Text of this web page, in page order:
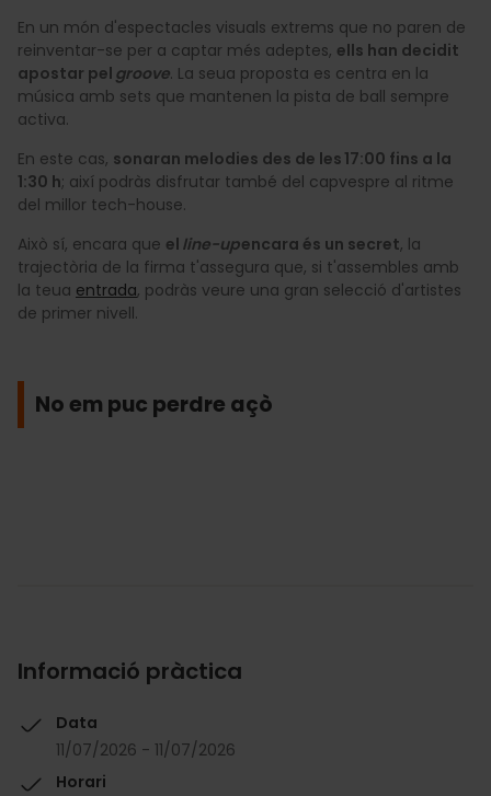
En un món d'espectacles visuals extrems que no paren de
reinventar-se per a captar més adeptes, ells han decidit
apostar pel groove. La seua proposta es centra en la
música amb sets que mantenen la pista de ball sempre
activa.
En este cas, sonaran melodies des de les 17:00 fins a la
1:30 h; així podràs disfrutar també del capvespre al ritme
del millor tech-house.
Això sí, encara que el line-upencara és un secret, la
trajectòria de la firma t'assegura que, si t'assembles amb
la teua entrada, podràs veure una gran selecció d'artistes
de primer nivell.
No em puc perdre açò
Informació pràctica
Data
11/07/2026 - 11/07/2026
Horari